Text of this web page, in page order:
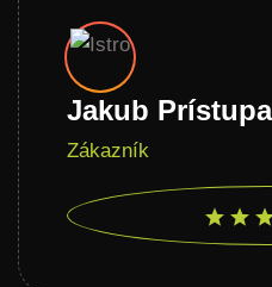
Jakub Prístupa
Zákazník